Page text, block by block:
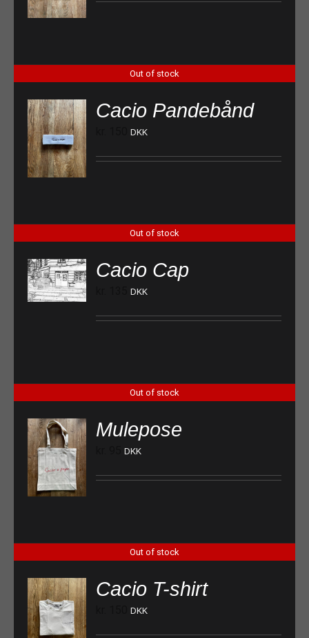
Out of stock
Cacio Pandebånd
DKK
Out of stock
Cacio Cap
DKK
Out of stock
Mulepose
DKK
Out of stock
Cacio T-shirt
DKK